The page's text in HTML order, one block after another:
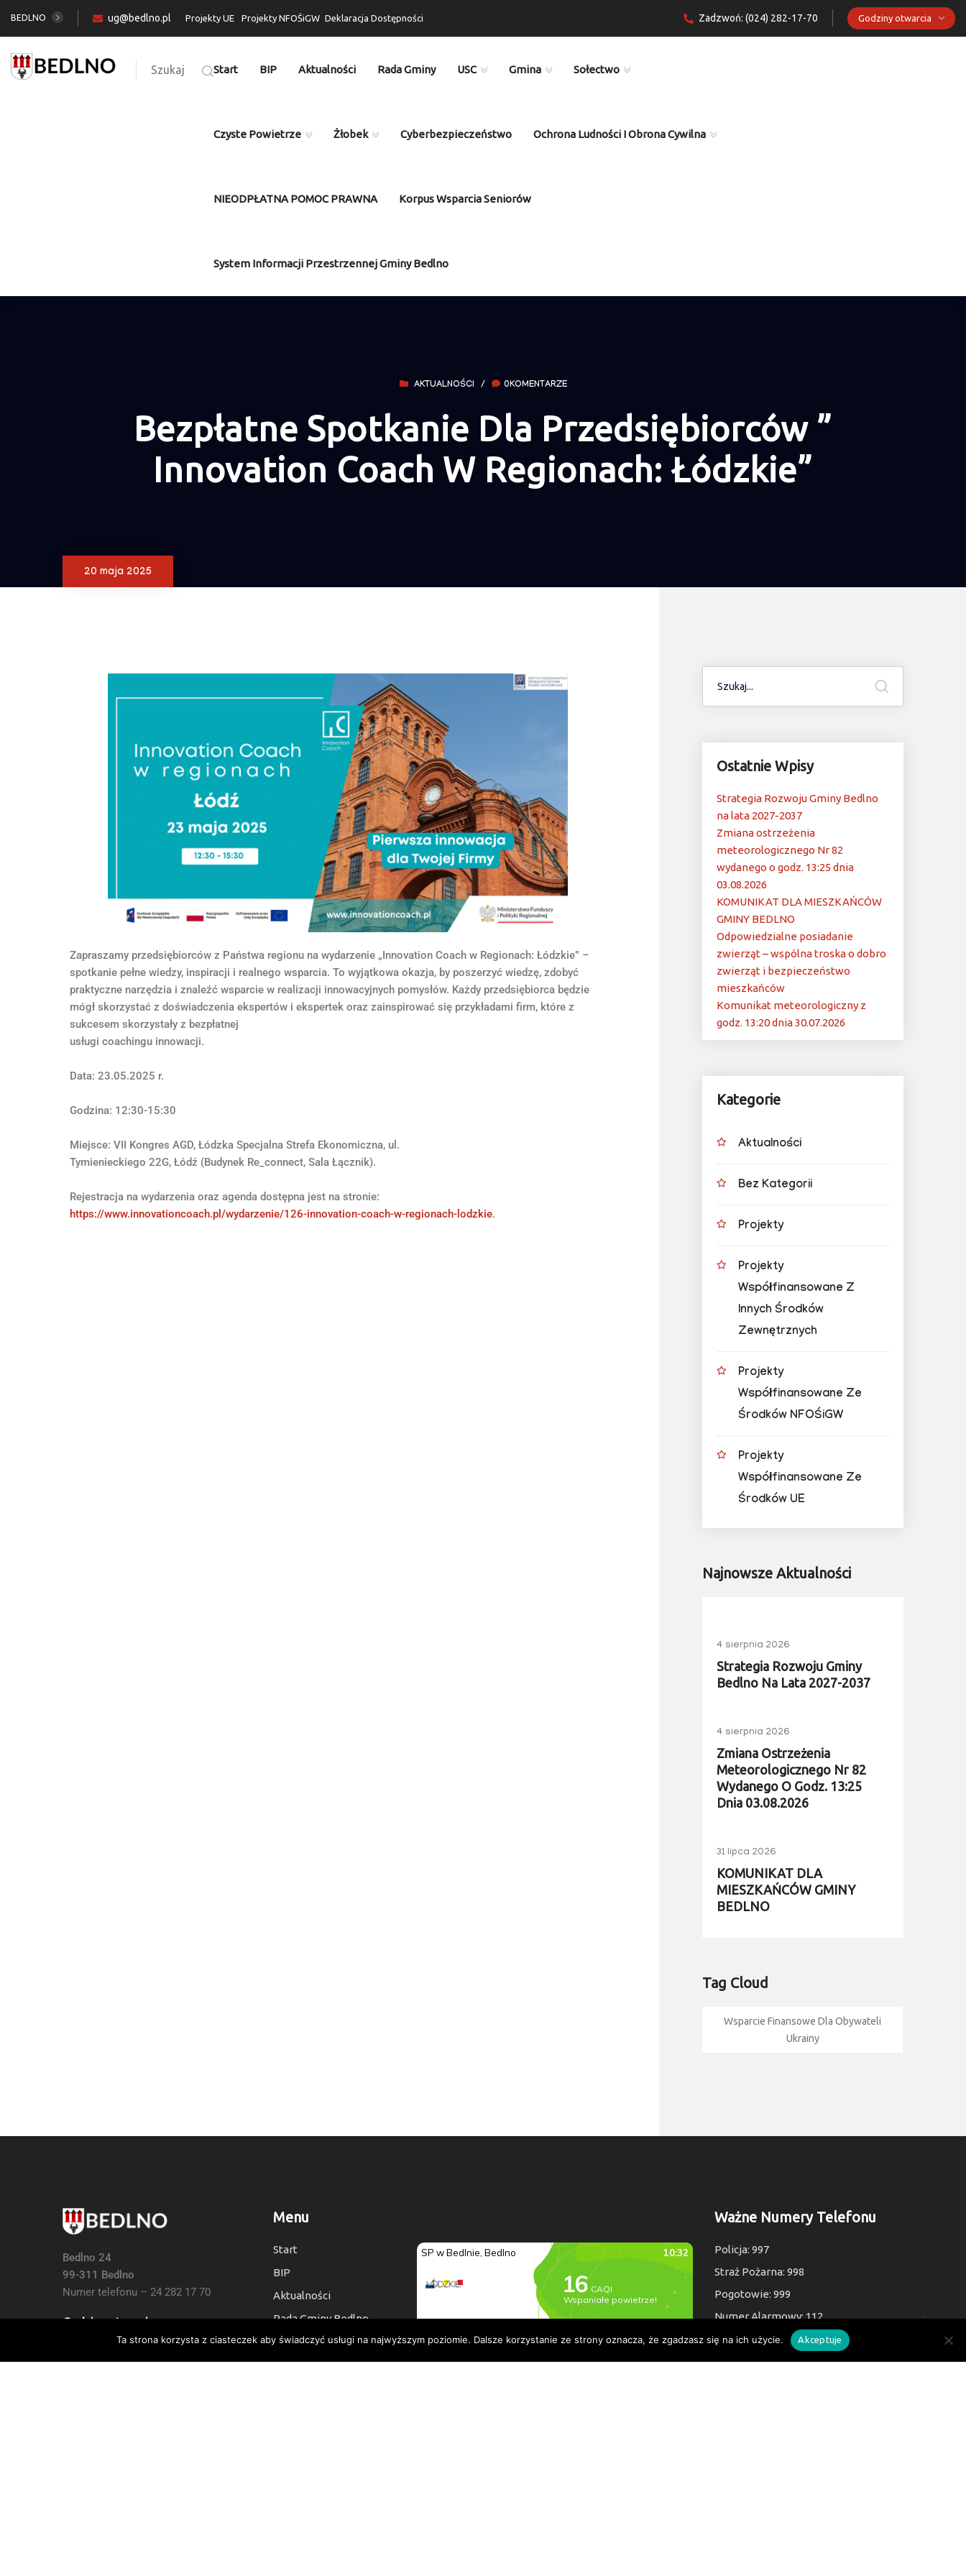
BEDLNO ug@bedlno.pl Projekty UE Projekty NFOŚiGW Deklaracja Dostępności Zadzwoń: (024) 282-17-70 Godziny otwarcia
Szukaj Start BIP Aktualności Rada Gminy USC Gmina Sołectwo
Czyste Powietrze Żłobek Cyberbezpieczeństwo Ochrona Ludności I Obrona Cywilna
NIEODPŁATNA POMOC PRAWNA Korpus Wsparcia Seniorów
System Informacji Przestrzennej Gminy Bedlno
AKTUALNOŚCI / 0KOMENTARZE
Bezpłatne Spotkanie Dla Przedsiębiorców ”
Innovation Coach W Regionach: Łódzkie”
20 maja 2025
Zapraszamy przedsiębiorców z Państwa regionu na wydarzenie „Innovation Coach w Regionach: Łódzkie” –
spotkanie pełne wiedzy, inspiracji i realnego wsparcia. To wyjątkowa okazja, by poszerzyć wiedzę, zdobyć
praktyczne narzędzia i znaleźć wsparcie w realizacji innowacyjnych pomysłów. Każdy przedsiębiorca będzie
mógł skorzystać z doświadczenia ekspertów i ekspertek oraz zainspirować się przykładami firm, które z
sukcesem skorzystały z bezpłatnej
usługi coachingu innowacji.
Data: 23.05.2025 r.
Godzina: 12:30-15:30
Miejsce: VII Kongres AGD, Łódzka Specjalna Strefa Ekonomiczna, ul.
Tymienieckiego 22G, Łódź (Budynek Re_connect, Sala Łącznik).
Rejestracja na wydarzenia oraz agenda dostępna jest na stronie:
https://www.innovationcoach.pl/wydarzenie/126-innovation-coach-w-regionach-lodzkie.
Ostatnie Wpisy
Strategia Rozwoju Gminy Bedlno
na lata 2027-2037
Zmiana ostrzeżenia
meteorologicznego Nr 82
wydanego o godz. 13:25 dnia
03.08.2026
KOMUNIKAT DLA MIESZKAŃCÓW
GMINY BEDLNO
Odpowiedzialne posiadanie
zwierząt – wspólna troska o dobro
zwierząt i bezpieczeństwo
mieszkańców
Komunikat meteorologiczny z
godz. 13:20 dnia 30.07.2026
Kategorie
Aktualności
Bez Kategorii
Projekty
Projekty
Współfinansowane Z
Innych Środków
Zewnętrznych
Projekty
Współfinansowane Ze
Środków NFOŚiGW
Projekty
Współfinansowane Ze
Środków UE
Najnowsze Aktualności
4 sierpnia 2026
Strategia Rozwoju Gminy
Bedlno Na Lata 2027-2037
4 sierpnia 2026
Zmiana Ostrzeżenia
Meteorologicznego Nr 82
Wydanego O Godz. 13:25
Dnia 03.08.2026
31 lipca 2026
KOMUNIKAT DLA
MIESZKAŃCÓW GMINY
BEDLNO
Tag Cloud
Wsparcie Finansowe Dla Obywateli
Ukrainy
Bedlno 24
99-311 Bedlno
Numer telefonu – 24 282 17 70
Godziny otwarcia:
7:30 do 15:30, Sb i Nie: Nieczynne
Menu
Start
BIP
Aktualności
Rada Gminy Bedlno
Kontakt
Deklaracja dostępności
Ważne Numery Telefonu
Policja: 997
Straż Pożarna: 998
Pogotowie: 999
Numer Alarmowy: 112
Ta strona korzysta z ciasteczek aby świadczyć usługi na najwyższym poziomie. Dalsze korzystanie ze strony oznacza, że zgadzasz się na ich użycie. Akceptuje